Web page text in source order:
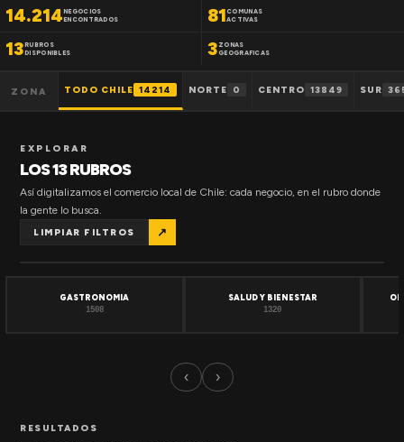
14.214NEGOCIOS
ENCONTRADOS
81 COMUNAS
ACTIVAS
13RUBROS
DISPONIBLES
3 ZONAS
GEOGRAFICAS
ZONA TODO CHILE 14214 NORTE 0 CENTRO 13849 SUR
EXPLORAR
LOS 13 RUBROS
Así digitalizamos el comercio local de Chile: cada negocio, en el rubro donde
la gente lo busca.
LIMPIAR FILTROS ↗
GASTRONOMIA
1508
SALUD Y BIENESTAR
1320
‹ ›
RESULTADOS